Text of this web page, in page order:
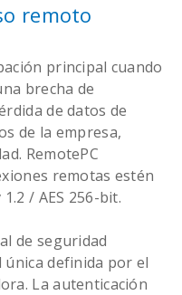
remoto
principal cuando
brecha de
de datos de
de la empresa,
RemotePC
remotas estén
/ AES 256-bit.
de seguridad
definida por el
La autenticación